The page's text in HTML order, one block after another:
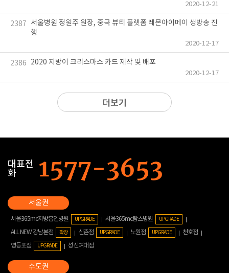
2020-12-21
2387
서울병원 정원주 원장, 중국 뷰티 플렛폼 레몬아이메이 생방송 진
행
2020-12-17
2386 2020 지방이 크리스마스 카드 제작 및 배포
2020-12-17
더보기
대표전
화
서울365mc지방흡입병원 UPGRADE 서울365mc람스병원 UPGRADE
ALL NEW 강남본점 확장 신촌점 UPGRADE 노원점 UPGRADE
천호점
영등포점
UPGRADE 성신여대점